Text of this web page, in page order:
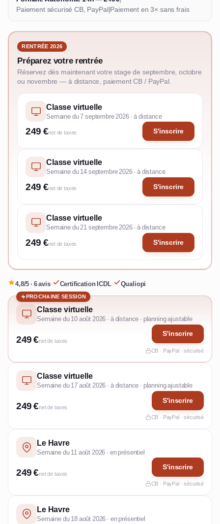
Paiement sécurisé CB, PayPal|Paiement en 3× sans frais
RENTRÉE 2026
Préparez votre rentrée
Réservez dès maintenant votre stage de septembre, octobre
ou novembre — à distance, paiement CB / PayPal.
Classe virtuelle
Semaine du 7 septembre 2026 · à distance
249 €net de taxes S'inscrire
Classe virtuelle
Semaine du 14 septembre 2026 · à distance
249 €net de taxes S'inscrire
Classe virtuelle
Semaine du 21 septembre 2026 · à distance
249 €net de taxes S'inscrire
4,8/5 · 6 avis· Certification ICDL· Qualiopi
PROCHAINE SESSION
Classe virtuelle
Semaine du 10 août 2026 · à distance · planning ajustable
249 €net de taxes
S'inscrire
CB · PayPal · sécurisé
Classe virtuelle
Semaine du 17 août 2026 · à distance · planning ajustable
249 €net de taxes
S'inscrire
CB · PayPal · sécurisé
Le Havre
Semaine du 11 août 2026 · en présentiel
249 €net de taxes
S'inscrire
CB · PayPal · sécurisé
Le Havre
Semaine du 18 août 2026 · en présentiel